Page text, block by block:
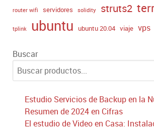
router wifi servidores solidity struts2
tplink ubuntu ubuntu 20.04 viaje vps
Buscar
Estudio Servicios de Backup en la
Resumen de 2024 en Cifras
El estudio de Video en Casa: